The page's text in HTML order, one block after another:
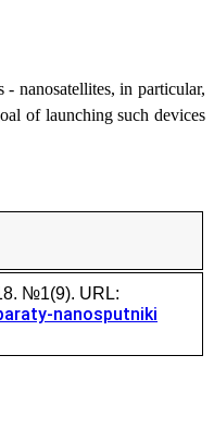
nanosatellites, in particular,
of launching such devices
№1(9). URL:
nanosputniki